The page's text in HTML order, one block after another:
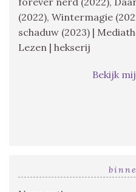
(2022), Wintermagie
schaduw (2023) |
Lezen | hekserij
Bekijk